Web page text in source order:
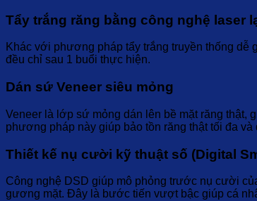
Tẩy trắng răng bằng công nghệ laser
Khác với phương pháp tẩy trắng truyền thống dễ
đều chỉ sau 1 buổi thực hiện.
Dán sứ Veneer siêu mỏng
Veneer là lớp sứ mỏng dán lên bề mặt răng thật,
phương pháp này giúp bảo tồn răng thật tối đa
Thiết kế nụ cười kỹ thuật số (Digital
Công nghệ DSD giúp mô phỏng trước nụ cười
gương mặt. Đây là bước tiến vượt bậc giúp cá